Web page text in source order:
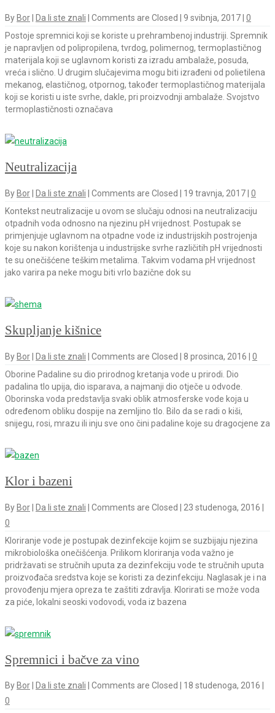
By Bor Da li ste znali Comments are Closed 9 svibnja, 2017 0
Postoje spremnici koji se koriste u prehrambenoj industriji. Spremnik
je napravljen od polipropilena, tvrdog, polimernog, termoplastičnog
materijala koji se uglavnom koristi za izradu ambalaže, posuda,
vreća i slično. U drugim slučajevima mogu biti izrađeni od polietilena
mekanog, elastičnog, otpornog, također termoplastičnog materijala
koji se koristi u iste svrhe, dakle, pri proizvodnji ambalaže. Svojstvo
termoplastičnosti označava
Neutralizacija
By Bor Da li ste znali Comments are Closed 19 travnja, 2017 0
Kontekst neutralizacije u ovom se slučaju odnosi na neutralizaciju
otpadnih voda odnosno na njezinu pH vrijednost. Postupak se
primjenjuje uglavnom na otpadne vode iz industrijskih postrojenja
koje su nakon korištenja u industrijske svrhe različitih pH vrijednosti
te su onečišćene teškim metalima. Takvim vodama pH vrijednost
jako varira pa neke mogu biti vrlo bazične dok su
Skupljanje kišnice
By Bor Da li ste znali Comments are Closed 8 prosinca, 2016
0
Oborine Padaline su dio prirodnog kretanja vode u prirodi. Dio
padalina tlo upija, dio isparava, a najmanji dio otječe u odvode.
Oborinska voda predstavlja svaki oblik atmosferske vode koja u
određenom obliku dospije na zemljino tlo. Bilo da se radi o kiši,
snijegu, rosi, mrazu ili inju sve ono čini padaline koje su dragocjene za
Klor i bazeni
ByBor| Da li ste znali | Comments are Closed | 23 studenoga, 2016 |
0
Kloriranje vode je postupak dezinfekcije kojim se suzbijaju njezina
mikrobiološka onečišćenja. Prilikom kloriranja voda važno je
pridržavati se stručnih uputa za dezinfekciju vode te stručnih uputa
proizvođača sredstva koje se koristi za dezinfekciju. Naglasak je i na
provođenju mjera opreza te zaštiti zdravlja. Klorirati se može voda
za piće, lokalni seoski vodovodi, voda iz bazena
Spremnici i bačve za vino
By Bor Da li ste znali Comments are Closed 18 studenoga, 2016
0